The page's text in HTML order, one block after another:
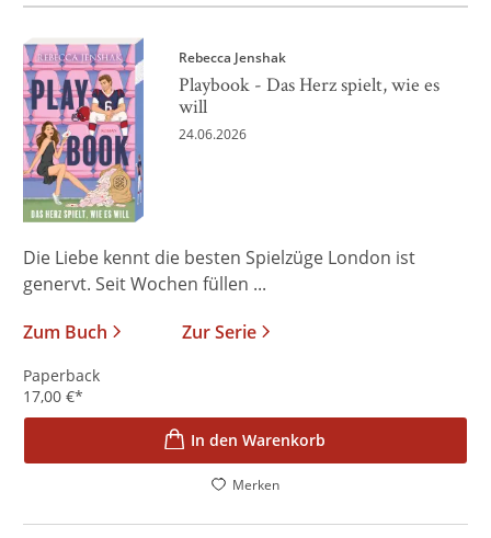
Rebecca Jenshak
Playbook - Das Herz spielt, wie es
will
24.06.2026
Die Liebe kennt die besten Spielzüge London ist
genervt. Seit Wochen füllen ...
Zum Buch
Zur Serie
Paperback
17,00 €*
In den Warenkorb
Merken